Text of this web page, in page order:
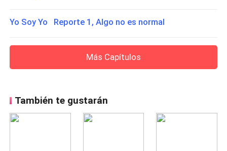
Yo Soy Yo Reporte 1, Algo no es normal
Más Capítulos
También te gustarán